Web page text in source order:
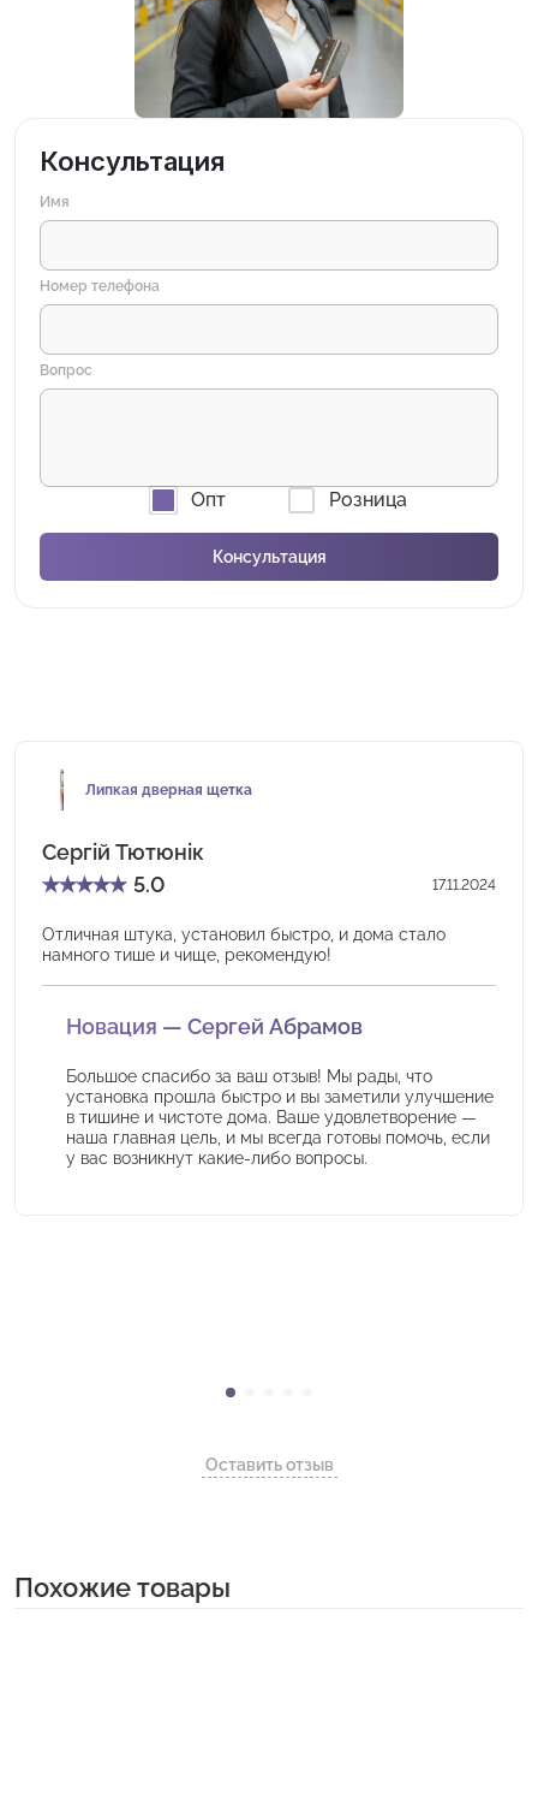
Консультация
Имя
Номер телефона
Вопрос
Опт Розница
Липкая дверная щетка
Сергій Тютюнік
★★★★★ 5.0 17.11.2024
Отличная штука, установил быстро, и дома стало
намного тише и чище, рекомендую!
Новация — Сергей Абрамов
Большое спасибо за ваш отзыв! Мы рады, что
установка прошла быстро и вы заметили улучшение
в тишине и чистоте дома. Ваше удовлетворение —
наша главная цель, и мы всегда готовы помочь, если
у вас возникнут какие-либо вопросы.
Оставить отзыв
Похожие товары